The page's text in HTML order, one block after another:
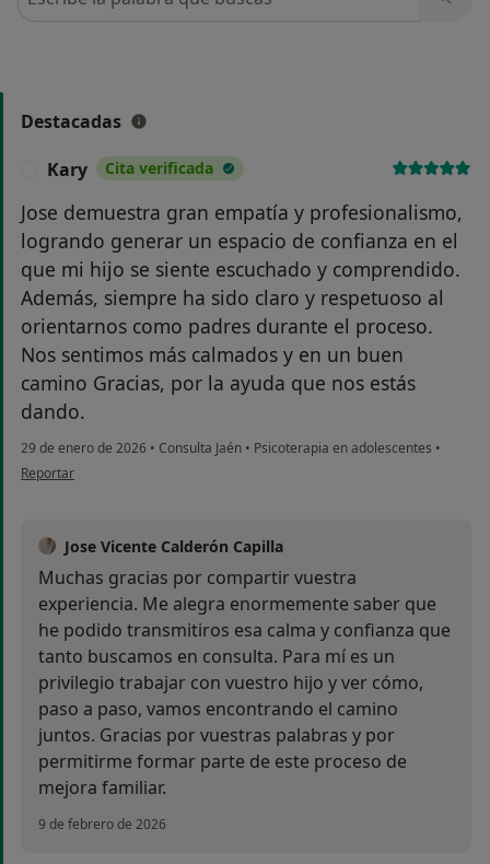
Destacadas
Kary Cita verificada
Jose demuestra gran empatía y profesionalismo,
logrando generar un espacio de confianza en el
que mi hijo se siente escuchado y comprendido.
Además, siempre ha sido claro y respetuoso al
orientarnos como padres durante el proceso.
Nos sentimos más calmados y en un buen
camino Gracias, por la ayuda que nos estás
dando.
29 de enero de 2026 • Consulta Jaén • Psicoterapia en adolescentes •
en opinión del usuario Kary
Reportar
Jose Vicente Calderón Capilla
Muchas gracias por compartir vuestra
experiencia. Me alegra enormemente saber que
he podido transmitiros esa calma y confianza que
tanto buscamos en consulta. Para mí es un
privilegio trabajar con vuestro hijo y ver cómo,
paso a paso, vamos encontrando el camino
juntos. Gracias por vuestras palabras y por
permitirme formar parte de este proceso de
mejora familiar.
9 de febrero de 2026